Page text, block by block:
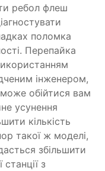
ребол флеш
поломка
Перепайка
інженером,
обійтися вам
усунення
кількість
такої ж моделі,
збільшити
з